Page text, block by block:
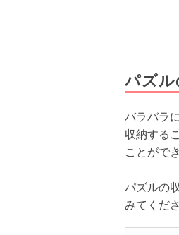
パズ
バラバラ
収納する
ことがで
パズルの
みてくだ